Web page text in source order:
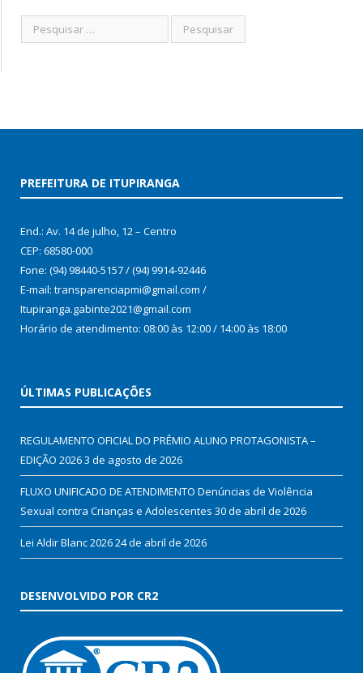
PREFEITURA DE ITUPIRANGA
End.: Av. 14 de julho, 12 – Centro
CEP: 68580-000
Fone: (94) 98440-5157 / (94) 9914-92446
E-mail: transparenciapmi@gmail.com /
Itupiranga.gabinte2021@gmail.com
Horário de atendimento: 08:00 às 12:00 / 14:00 às 18:00
ÚLTIMAS PUBLICAÇÕES
REGULAMENTO OFICIAL DO PRÊMIO ALUNO PROTAGONISTA –
EDIÇÃO 20263 de agosto de 2026
FLUXO UNIFICADO DE ATENDIMENTO Denúncias de Violência
Sexual contra Crianças e Adolescentes 30 de abril de 2026
Lei Aldir Blanc 202624 de abril de 2026
DESENVOLVIDO POR CR2